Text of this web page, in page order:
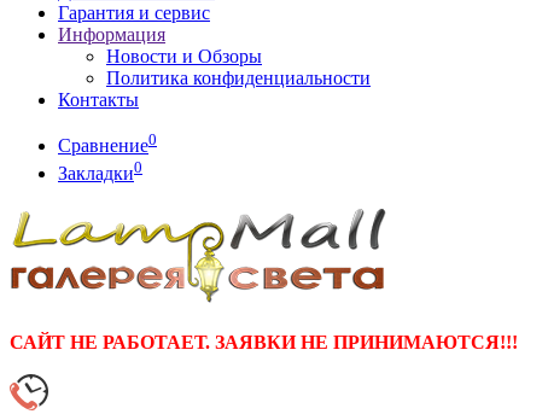
Гарантия и сервис
Информация
Новости и Обзоры
Политика конфиденциальности
Контакты
Сравнение0
Закладки0
САЙТ НЕ РАБОТАЕТ. ЗАЯВКИ НЕ ПРИНИМАЮТСЯ!!!